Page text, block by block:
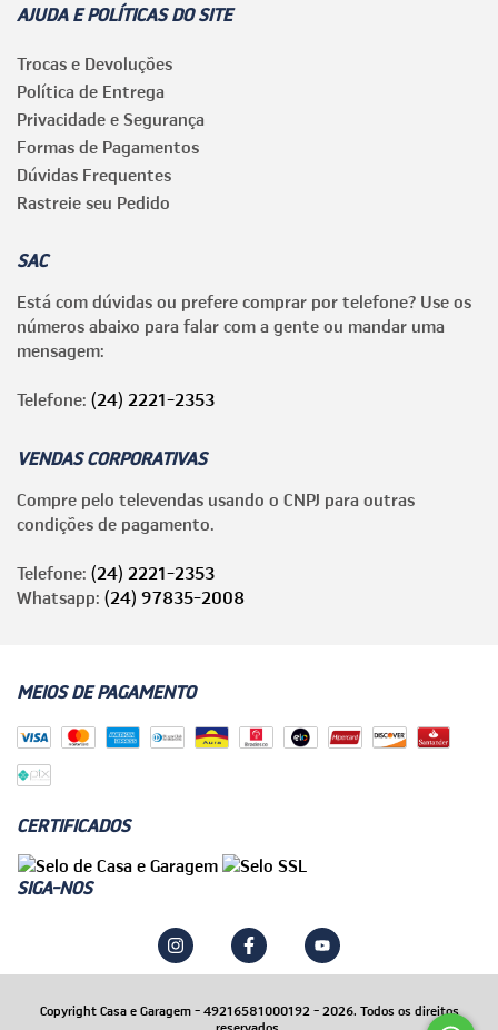
AJUDA E POLÍTICAS DO SITE
Trocas e Devoluções
Política de Entrega
Privacidade e Segurança
Formas de Pagamentos
Dúvidas Frequentes
Rastreie seu Pedido
SAC
Está com dúvidas ou prefere comprar por telefone? Use os
números abaixo para falar com a gente ou mandar uma
mensagem:
Telefone: (24) 2221-2353
VENDAS CORPORATIVAS
Compre pelo televendas usando o CNPJ para outras
condições de pagamento.
Telefone: (24) 2221-2353
Whatsapp: (24) 97835-2008
MEIOS DE PAGAMENTO
CERTIFICADOS
SIGA-NOS
Copyright Casa e Garagem - 49216581000192 - 2026. Todos os direitos